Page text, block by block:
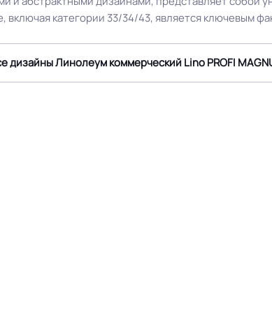
включая категории 33/34/43, является ключевым
дизайны Линолеум коммерческий Lino PROFI